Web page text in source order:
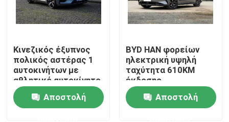
Αρχική Σελίδα
Προϊόντα
Κινεζικός έξυπνος
πολικός αστέρας 1
αυτοκινήτων με
αθλητικό αυτοκίνητο
ενεργειακών
ηλεκτρικό οχημάτων
υψηλής ταχύτητας το
Αποστολή
BYD HAN φορείων
ηλεκτρική υψηλή
ταχύτητα 610KM
έκδοσης
πολυτέλειας
αντοχής αυτοκινήτων
μακροχρόνια
Αποστολή